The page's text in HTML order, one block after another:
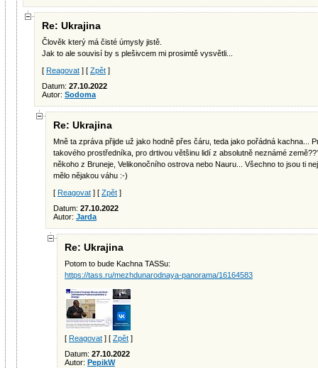
Re: Ukrajina
Člověk který má čisté úmysly jistě.
Jak to ale souvisí by s plešivcem mi prosimtě vysvětli...
[ Reagovat ] [ Zpět ]
Datum: 27.10.2022
Autor: Sodoma
Re: Ukrajina
Mně ta zpráva přijde už jako hodně přes čáru, teda jako pořádná kachna...
takového prostředníka, pro drtivou většinu lidí z absolutně neznámé
někoho z Bruneje, Velikonočního ostrova nebo Nauru... Všechno to jsou ti
mělo nějakou váhu :-)
[ Reagovat ] [ Zpět ]
Datum: 27.10.2022
Autor: Jarda
Re: Ukrajina
Potom to bude Kachna TASSu:
https://tass.ru/mezhdunarodnaya-panorama/16164583
[ Reagovat ] [ Zpět ]
Datum: 27.10.2022
Autor: PepikW